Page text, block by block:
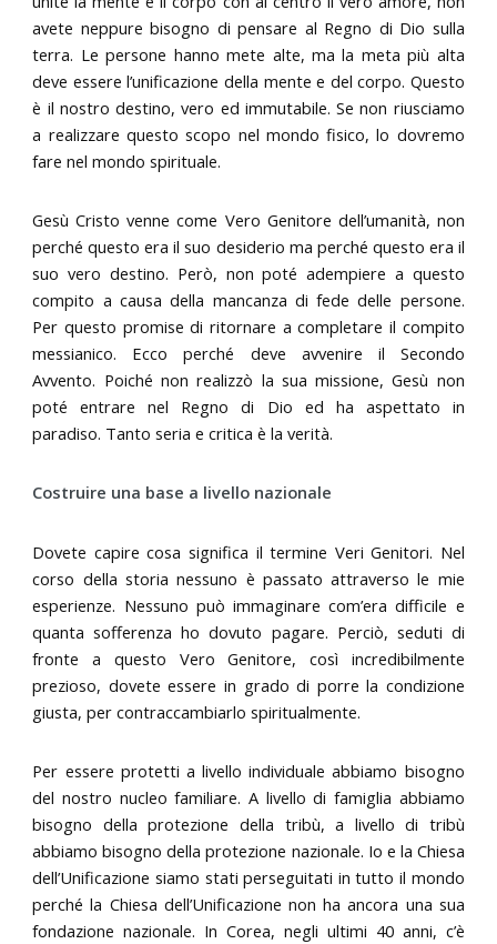
avete neppure bisogno di pensare al Regno di Dio sulla
terra. Le persone hanno mete alte, ma la meta più alta
deve essere l’unificazione della mente e del corpo. Questo
è il nostro destino, vero ed immutabile. Se non riusciamo
a realizzare questo scopo nel mondo fisico, lo dovremo
fare nel mondo spirituale.
Gesù Cristo venne come Vero Genitore dell’umanità, non
perché questo era il suo desiderio ma perché questo era il
suo vero destino. Però, non poté adempiere a questo
compito a causa della mancanza di fede delle persone.
Per questo promise di ritornare a completare il compito
messianico. Ecco perché deve avvenire il Secondo
Avvento. Poiché non realizzò la sua missione, Gesù non
poté entrare nel Regno di Dio ed ha aspettato in
paradiso. Tanto seria e critica è la verità.
Costruire una base a livello nazionale
Dovete capire cosa significa il termine Veri Genitori. Nel
corso della storia nessuno è passato attraverso le mie
esperienze. Nessuno può immaginare com’era difficile e
quanta sofferenza ho dovuto pagare. Perciò, seduti di
fronte a questo Vero Genitore, così incredibilmente
prezioso, dovete essere in grado di porre la condizione
giusta, per contraccambiarlo spiritualmente.
Per essere protetti a livello individuale abbiamo bisogno
del nostro nucleo familiare. A livello di famiglia abbiamo
bisogno della protezione della tribù, a livello di tribù
abbiamo bisogno della protezione nazionale. Io e la Chiesa
dell’Unificazione siamo stati perseguitati in tutto il mondo
perché la Chiesa dell’Unificazione non ha ancora una sua
fondazione nazionale. In Corea, negli ultimi 40 anni, c’è